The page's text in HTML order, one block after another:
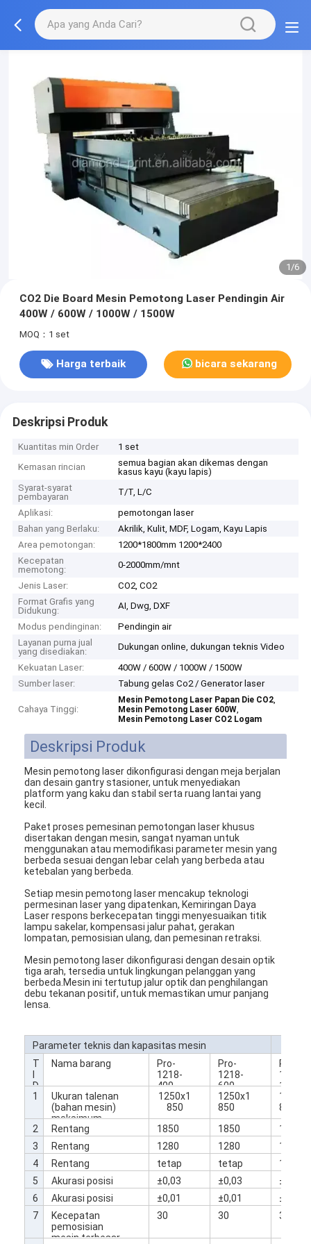
1/6
CO2 Die Board Mesin Pemotong Laser Pendingin Air
400W / 600W / 1000W / 1500W
MOQ：1 set
Harga terbaik bicara sekarang
Deskripsi Produk
Kuantitas min Order
1 set
Kemasan rincian
semua bagian akan dikemas dengan
kasus kayu (kayu lapis)
Syarat-syarat
pembayaran
T/T, L/C
Aplikasi:
pemotongan laser
Bahan yang Berlaku:
Akrilik, Kulit, MDF, Logam, Kayu Lapis
Area pemotongan:
1200*1800mm 1200*2400
Kecepatan
memotong:
0-2000mm/mnt
Jenis Laser:
CO2, CO2
Format Grafis yang
Didukung:
AI, Dwg, DXF
Modus pendinginan:
Pendingin air
Layanan purna jual
yang disediakan:
Dukungan online, dukungan teknis Video
Kekuatan Laser:
400W / 600W / 1000W / 1500W
Sumber laser:
Tabung gelas Co2 / Generator laser
Cahaya Tinggi:
Mesin Pemotong Laser Papan Die CO2,
Mesin Pemotong Laser 600W,
Mesin Pemotong Laser CO2 Logam
Deskripsi Produk
Mesin pemotong laser dikonfigurasi dengan meja berjalan
dan desain gantry stasioner, untuk menyediakan
platform yang kaku dan stabil serta ruang lantai yang
kecil.
Paket proses pemesinan pemotongan laser khusus
disertakan dengan mesin, sangat nyaman untuk
menggunakan atau memodifikasi parameter mesin yang
berbeda sesuai dengan lebar celah yang berbeda atau
ketebalan yang berbeda.
Setiap mesin pemotong laser mencakup teknologi
permesinan laser yang dipatenkan, Kemiringan Daya
Laser respons berkecepatan tinggi menyesuaikan titik
lampu sakelar, kompensasi jalur pahat, gerakan
lompatan, pemosisian ulang, dan pemesinan retraksi.
Mesin pemotong laser dikonfigurasi dengan desain optik
tiga arah, tersedia untuk lingkungan pelanggan yang
berbeda.Mesin ini tertutup jalur optik dan penghilangan
debu tekanan positif, untuk memastikan umur panjang
lensa.
Parameter teknis dan kapasitas mesin
T
D
A
.
Nama barang
Pro-
1218-
400
Pro-
1218-
600
Pro-
1218-
1000
1
Ukuran talenan
(bahan mesin)
maksimum
1250x1
850
1250x1
850
850
2
Rentang
perjalanan
sumbu X
1850 1850
1850
3
Rentang
perjalanan
sumbu Y
1280 1280
1280
4
Rentang
perjalanan
sumbu Z
tetap tetap
120
5
Akurasi posisi
sumbu X dan Y
±0,03 ±0,03
±0,03
6
Akurasi posisi
pengulangan
sumbu X dan Y
±0,01 ±0,01
±0,01
7
Kecepatan
pemosisian
mesin terbesar
30 30 30